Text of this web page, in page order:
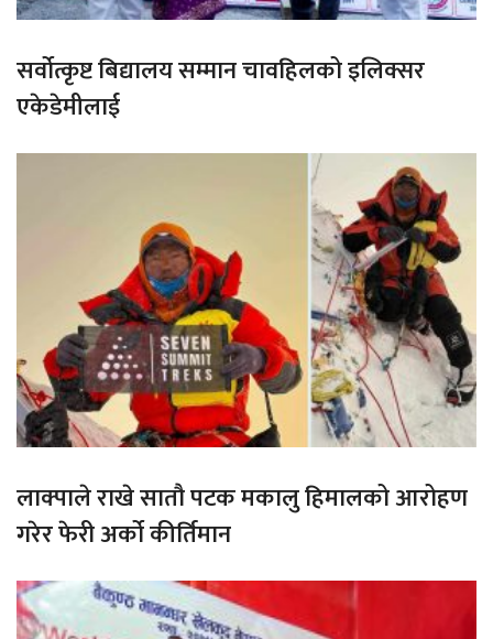
सर्वोत्कृष्ट बिद्यालय सम्मान चावहिलको इलिक्सर
एकेडेमीलाई
लाक्पाले राखे सातौ पटक मकालु हिमालको आरोहण
गरेर फेरी अर्को कीर्तिमान